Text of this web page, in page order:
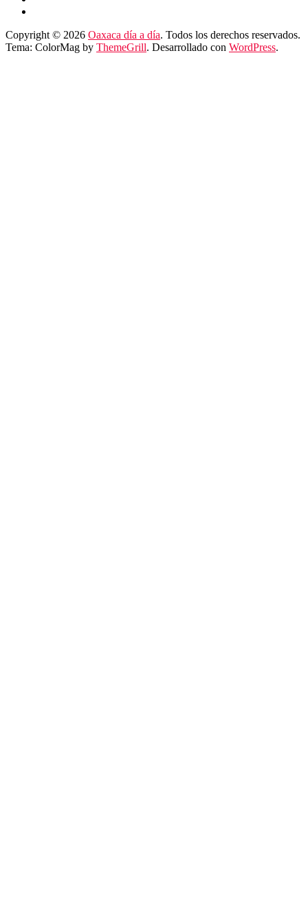
Copyright © 2026 Oaxaca día a día. Todos los derechos reservados.
Tema: ColorMag by ThemeGrill. Desarrollado con WordPress.